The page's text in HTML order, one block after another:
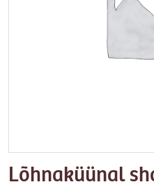
Lõhnaküünal